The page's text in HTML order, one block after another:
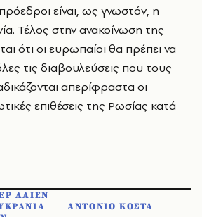
είναι, ως γνωστόν, η
Τέλος στην ανακοίνωση της
ότι οι ευρωπαίοι θα πρέπει να
τις διαβουλεύσεις που τους
απερίφραστα οι
επιθέσεις της Ρωσίας κατά
ΛΑΙΕΝ
ΑΝΤΟΝΙΟ ΚΟΣΤΑ